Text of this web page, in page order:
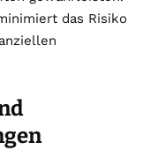
das Risiko